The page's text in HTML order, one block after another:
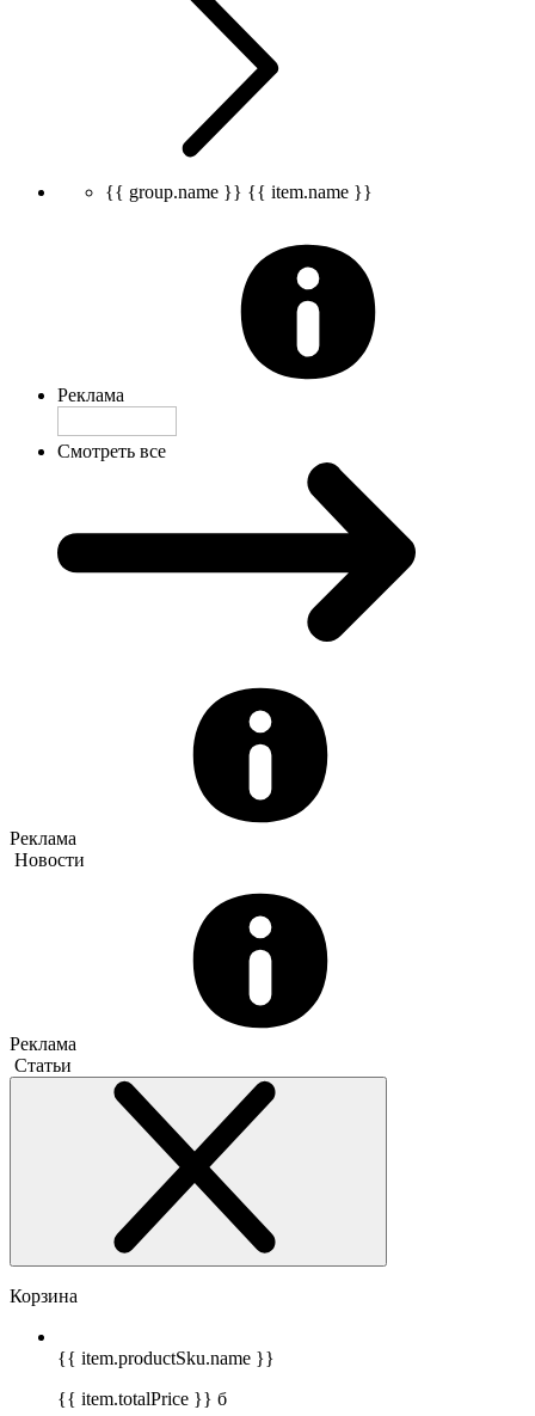
{{ group.name }} {{ item.name }}
Реклама
Смотреть все
Реклама
Новости
Реклама
Статьи
Корзина
{{ item.productSku.name }}
{{ item.totalPrice }} б